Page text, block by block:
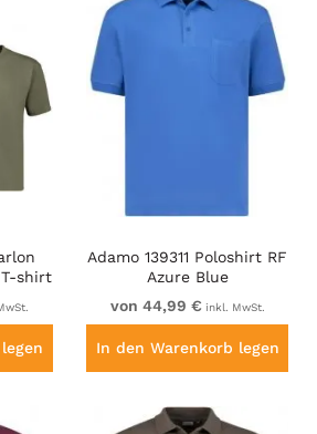
shirt
Adamo 139311 Poloshirt RF
Azure Blue
von 44,99 € inkl. MwSt.
In den Warenkorb legen